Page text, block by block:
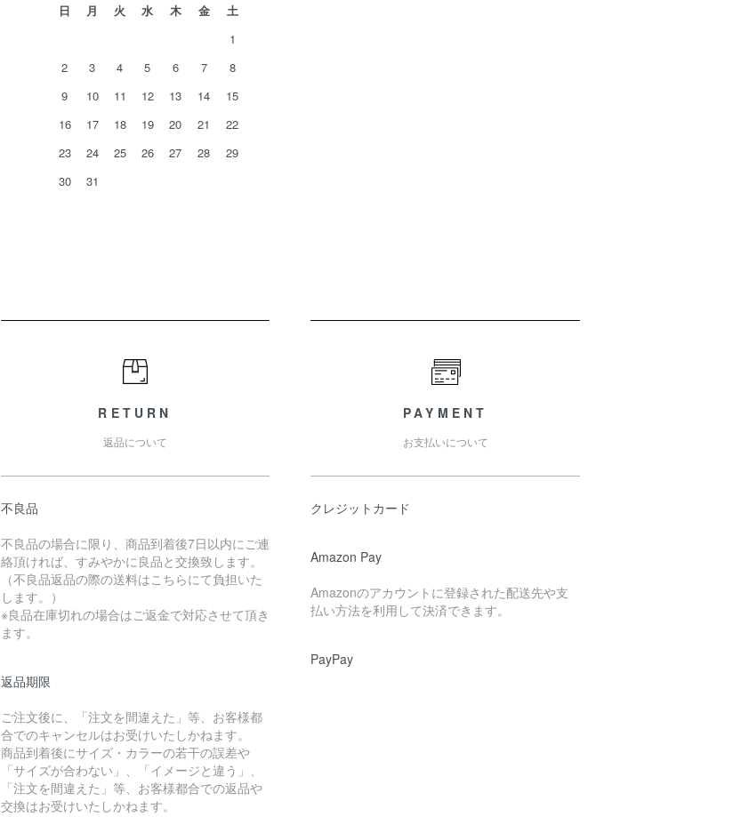
日 月 火 水 木 金
土
1
2
3 4 5 6 7
8
9
10 11 12 13 14
15
16
17 18 19 20 21
22
23
24 25 26 27 28
29
30
31
RETURN
返品について
不良品
不良品の場合に限り、商品到着後7日以内にご連
絡頂ければ、すみやかに良品と交換致します。
（不良品返品の際の送料はこちらにて負担いた
します。）
※良品在庫切れの場合はご返金で対応させて頂き
ます。
返品期限
ご注文後に、「注文を間違えた」等、お客様都
合でのキャンセルはお受けいたしかねます。
商品到着後にサイズ・カラーの若干の誤差や
「サイズが合わない」、「イメージと違う」、
「注文を間違えた」等、お客様都合での返品や
交換はお受けいたしかねます。
PAYMENT
お支払いについて
クレジットカード
Amazon Pay
Amazonのアカウントに登録された配送先や支
払い方法を利用して決済できます。
PayPay